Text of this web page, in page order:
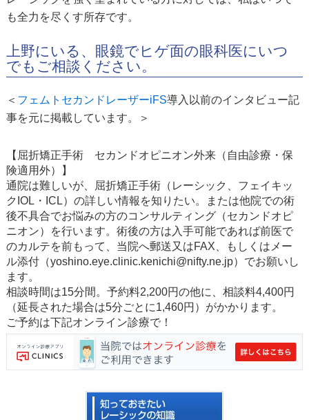
も全力を尽くす所存です。
上野にいる、眼鏡でヒゲ面の眼科医にいつ
でもご相談ください。
＜ フェムトセカンドレーザーiFS導入以前のインタビュー記
事を元に掲載しています。＞
【屈折矯正手術 セカンドオピニオン外来（自由診療・保
険適用外）】
通院は難しいが、屈折矯正手術（レーシック、フェイキッ
クIOL・ICL）の詳しい情報を知りたい。または他院での術
後不具合でお悩みの方のコンサルティング（セカンドオピ
ニオン）を行います。術後の方は入手可能であれば前医で
のカルテを前もって、当院へ郵送又はFAX、もしくはメー
ル添付（yoshino.eye.clinic.kenichi@nifty.ne.jp）でお願いし
ます。
相談時間は15分間。予約料2,200円の他に、相談料4,400円
（延長された場合は5分ごとに1,460円）がかかります。
ご予約は下記オンライン診療で！